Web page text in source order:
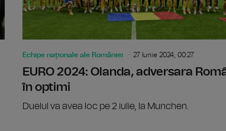
Echipe naționale ale României 27 Iunie 2024, 00:27
EURO 2024: Olanda, adversara
în optimi
Duelul va avea loc pe 2 iulie, la Munchen.